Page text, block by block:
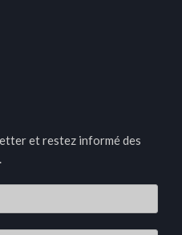
et restez informé des